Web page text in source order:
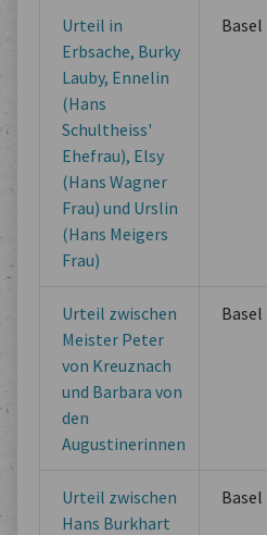
Urteil in
Erbsache, Burky
Lauby, Ennelin
(Hans
Schultheiss'
Ehefrau), Elsy
(Hans Wagner
Frau) und Urslin
(Hans Meigers
Frau)
Basel
Urteil zwischen
Meister Peter
von Kreuznach
und Barbara von
den
Augustinerinnen
Basel
Urteil zwischen
Hans Burkhart
Basel